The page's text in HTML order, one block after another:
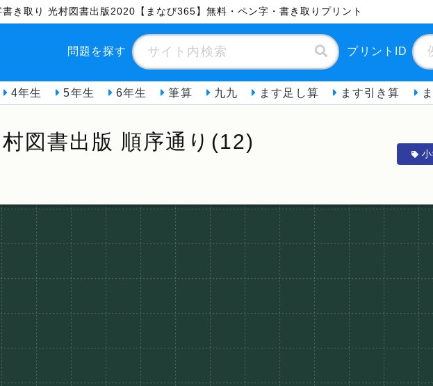
き取り 光村図書出版2020【まなび365】無料・ペン字・書き取りプリント
問題を探す プリントID
4年生 5年生 6年生 筆算 九九 ます足し算 ます引き算
図書出版 順序通り(12)